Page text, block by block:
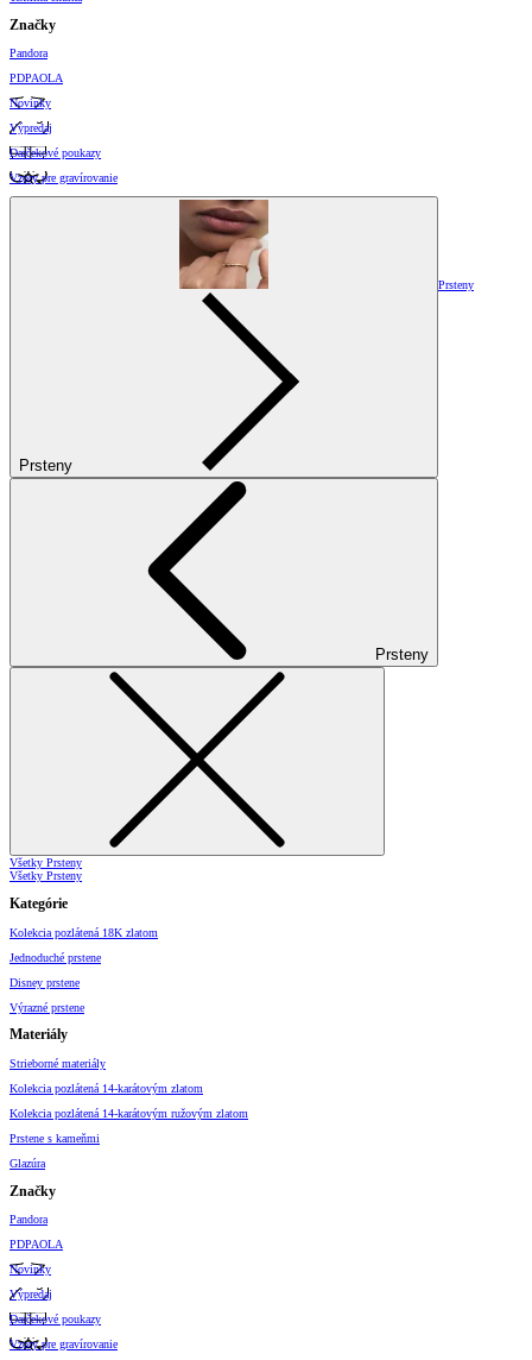
Značky
Pandora
PDPAOLA
Novinky
Výpredaj
Darčekové poukazy
Vzory pre gravírovanie
Prsteny
Prsteny
Prsteny
Všetky Prsteny
Všetky Prsteny
Kategórie
Kolekcia pozlátená 18K zlatom
Jednoduché prstene
Disney prstene
Výrazné prstene
Materiály
Strieborné materiály
Kolekcia pozlátená 14-karátovým zlatom
Kolekcia pozlátená 14-karátovým ružovým zlatom
Prstene s kameňmi
Glazúra
Značky
Pandora
PDPAOLA
Novinky
Výpredaj
Darčekové poukazy
Vzory pre gravírovanie